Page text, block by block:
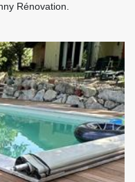
Rénovation.